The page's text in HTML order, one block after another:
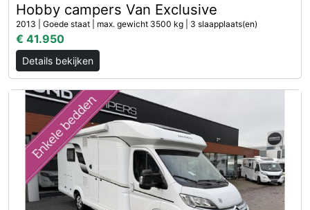
Hobby campers Van Exclusive
2013 | Goede staat | max. gewicht 3500 kg | 3 slaapplaats(en)
€ 41.950
Details bekijken